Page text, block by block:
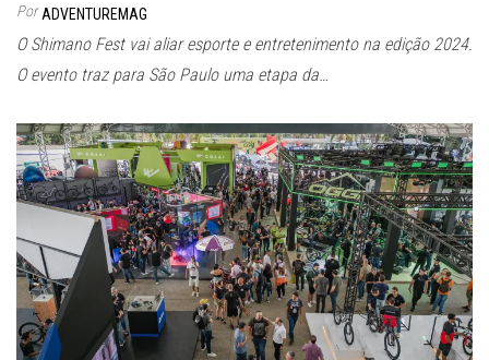
Por ADVENTUREMAG
O Shimano Fest vai aliar esporte e entretenimento na edição 2024.
O evento traz para São Paulo uma etapa da…